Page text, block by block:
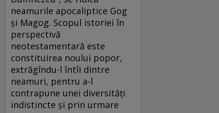
neamurile apocaliptice Gog
și Magog. Scopul istoriei în
perspectivă
neotestamentară este
constituirea noului popor,
extrăgîndu-l întîi dintre
neamuri, pentru a-l
contrapune unei diversități
indistincte și prin urmare